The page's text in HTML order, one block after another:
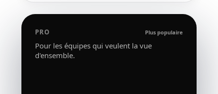
PRO Plus populaire
Pour les équipes qui veulent la vue
d'ensemble.